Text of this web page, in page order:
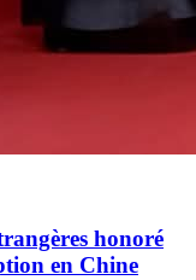
honoré
en Chine